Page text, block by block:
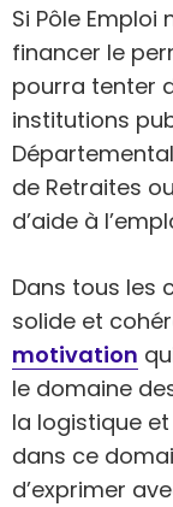
Si Pôle Emploi
financer le
pourra tenter
institutions
de Retraites
d’aide à
Dans tous les
solide et
motivation
le domaine
la logistique
dans ce
d’exprimer